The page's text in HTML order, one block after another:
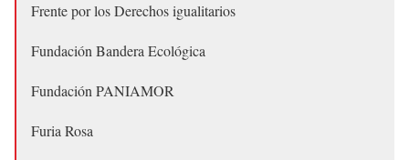
Frente por los Derechos igualitarios
Fundación Bandera Ecológica
Fundación PANIAMOR
Furia Rosa